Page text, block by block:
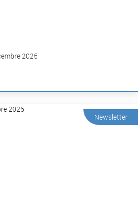
2025
Newsletter